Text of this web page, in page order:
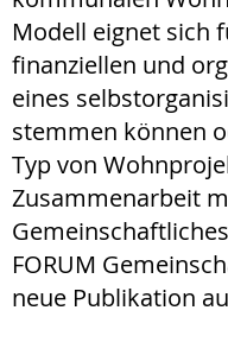
Modell eignet sich
finanziellen und
eines
stemmen können
Typ von
Zusammenarbeit
FORUM
neue Publikation